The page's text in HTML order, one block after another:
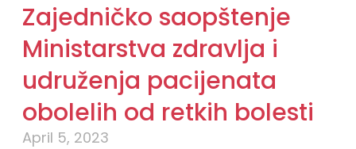
Zajedničko saopštenje
Ministarstva zdravlja i
udruženja pacijenata
obolelih od retkih bolesti
April 5, 2023